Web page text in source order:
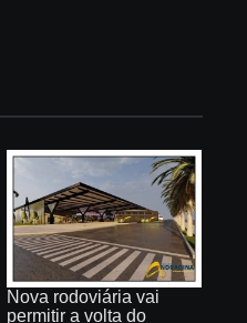
Nova rodoviária vai
permitir a volta do